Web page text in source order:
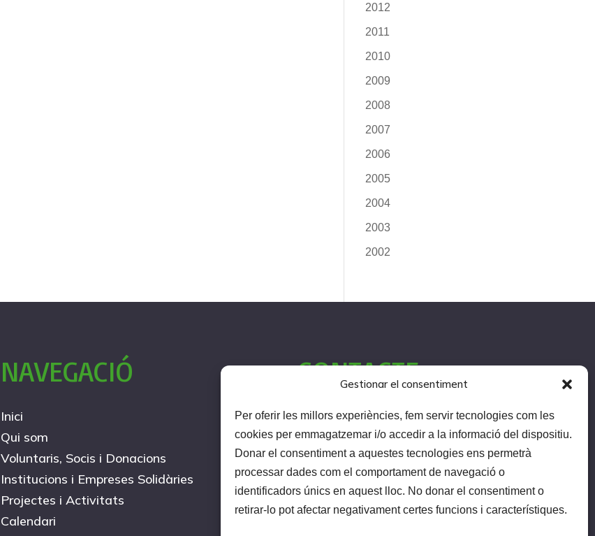
Gestionar el consentiment
Per oferir les millors experiències, fem servir tecnologies com les
cookies per emmagatzemar i/o accedir a la informació del dispositiu.
Donar el consentiment a aquestes tecnologies ens permetrà
processar dades com el comportament de navegació o
identificadors únics en aquest lloc. No donar el consentiment o
retirar-lo pot afectar negativament certes funcions i característiques.
2012
2011
2010
2009
2008
2007
2006
2005
2004
2003
2002
NAVEGACIÓ
Inici
Qui som
Voluntaris, Socis i Donacions
Institucions i Empreses Solidàries
Projectes i Activitats
Calendari
CONTACTE
Carrer Terrassa 1, 25005 Lleida
610 732 010
lligalleida@contraelcancer.org